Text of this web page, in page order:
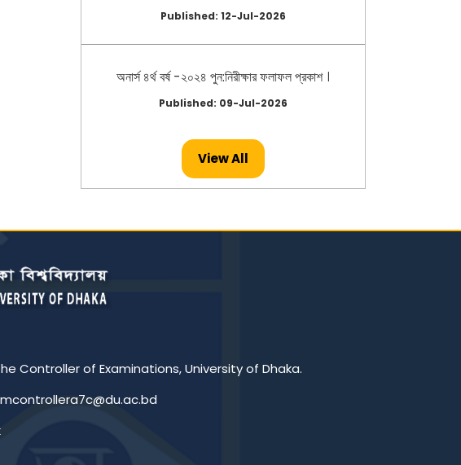
Published: 12-Jul-2026
অনার্স ৪র্থ বর্ষ -২০২৪ পুন:নিরীক্ষার ফলাফল প্রকাশ ।
Published: 09-Jul-2026
View All
Controller of Examinations, University of Dhaka.